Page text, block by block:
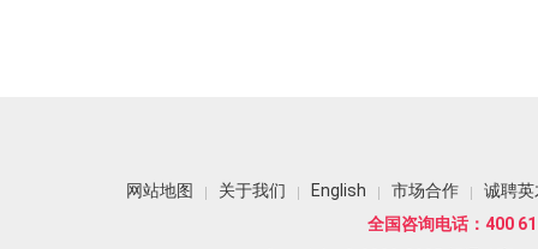
网站地图 关于我们 English 市场合作
诚聘英
全国咨询电话：400